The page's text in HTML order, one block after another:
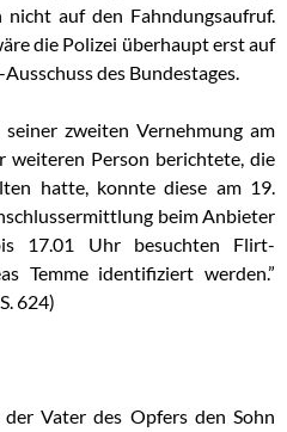
nicht auf den Fahndungsaufruf.
die Polizei überhaupt erst auf
des Bundestages.
zweiten Vernehmung am
weiteren Person berichtete, die
hatte, konnte diese am 19.
beim Anbieter
17.01 Uhr besuchten Flirt-
Temme identifiziert werden.”
624)
Vater des Opfers den Sohn